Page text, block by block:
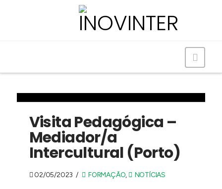
Visita Pedagógica –
Mediador/a
Intercultural (Porto)
02/05/2023 FORMAÇÃO, NOTÍCIAS